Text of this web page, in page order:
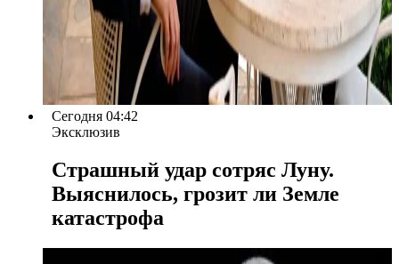
Сегодня 04:42
Эксклюзив
Страшный удар сотряс Луну.
Выяснилось, грозит ли Земле
катастрофа